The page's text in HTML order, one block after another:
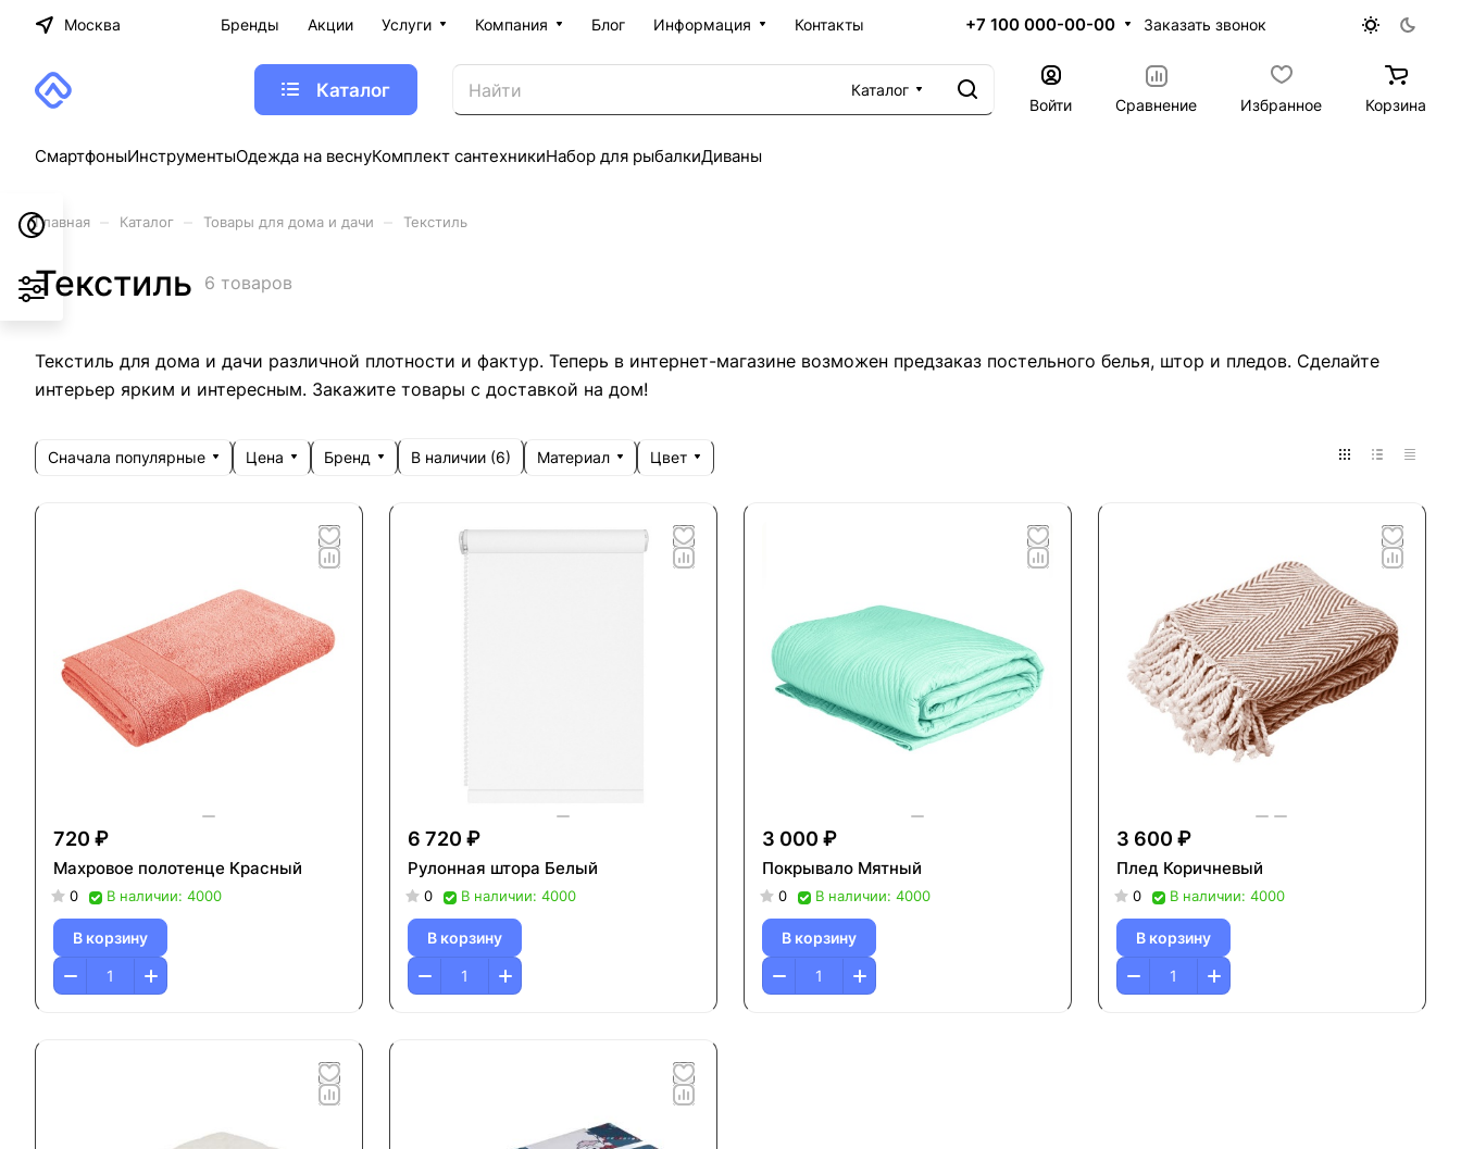
Москва Бренды Акции Услуги Компания Блог Информация Контакты +7 100 000-00-00 Заказать звонок
Каталог
Каталог
Войти
Сравнение Избранное Корзина
СмартфоныИнструментыОдежда на веснуКомплект сантехникиНабор для рыбалкиДиваны
Главная Каталог Товары для дома и дачи Текстиль
Текстиль 6 товаров
Текстиль для дома и дачи различной плотности и фактур. Теперь в интернет-магазине возможен предзаказ постельного белья, штор и пледов. Сделайте
интерьер ярким и интересным. Закажите товары с доставкой на дом!
Сначала популярные Цена Бренд В наличии (6) Материал Цвет
720 ₽
Махровое полотенце Красный
0 В наличии: 4000
В корзину
6 720 ₽
Рулонная штора Белый
0 В наличии: 4000
В корзину
3 000 ₽
Покрывало Мятный
0 В наличии: 4000
В корзину
3 600 ₽
Плед Коричневый
0 В наличии: 4000
В корзину